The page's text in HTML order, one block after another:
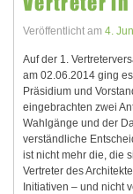
Veröffentlicht am 4.
Auf der 1.
am 02.06.2014 ging
Präsidium und
eingebrachten zwei
Wahlgänge und der
verständliche
ist nicht mehr die, die
Vertreter des
Initiativen – und nicht